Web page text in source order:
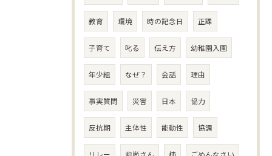
教育 環境 時の記念日 正課
子育て 叱る 伝え方 幼稚園入園
年少組 なぜ？ 会話 理由
事実質問 災害 日本 協力
反抗期 主体性 能動性 協調